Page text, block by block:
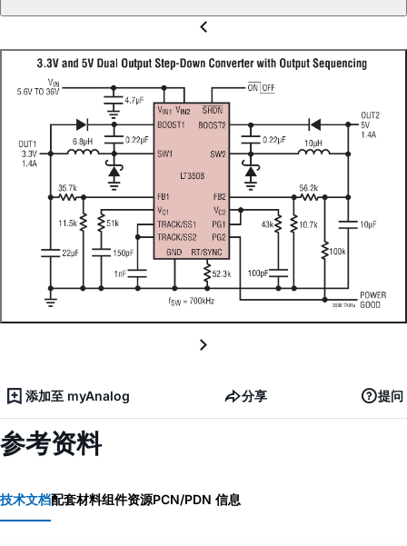
添加至 myAnalog 分享 提问
参考资料
技术文档配套材料组件资源PCN/PDN 信息